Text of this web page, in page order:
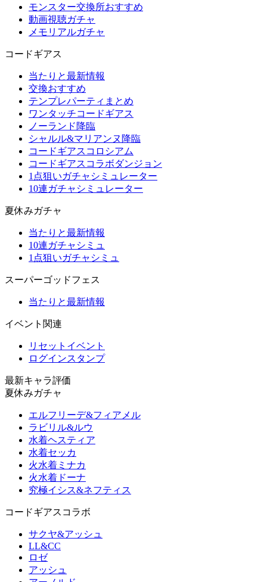
モンスター交換所おすすめ
動画視聴ガチャ
メモリアルガチャ
コードギアス
当たりと最新情報
交換おすすめ
テンプレパーティまとめ
ワンタッチコードギアス
ノーランド降臨
シャルル&マリアンヌ降臨
コードギアスコロシアム
コードギアスコラボダンジョン
1点狙いガチャシミュレーター
10連ガチャシミュレーター
夏休みガチャ
当たりと最新情報
10連ガチャシミュ
1点狙いガチャシミュ
スーパーゴッドフェス
当たりと最新情報
イベント関連
リセットイベント
ログインスタンプ
最新キャラ評価
夏休みガチャ
エルフリーデ&フィアメル
ラビリル&ルウ
水着ヘスティア
水着セッカ
火水着ミナカ
火水着ドーナ
究極イシス&ネフティス
コードギアスコラボ
サクヤ&アッシュ
LL&CC
ロゼ
アッシュ